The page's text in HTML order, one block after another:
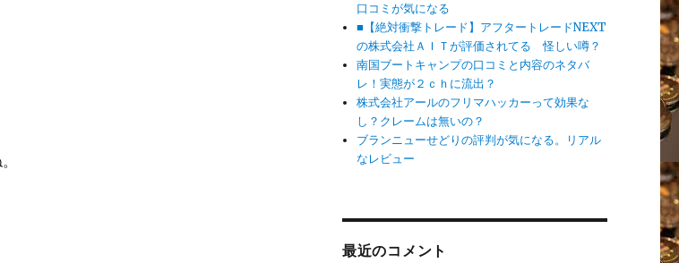
口コミが気になる
■【絶対衝撃トレード】アフタートレードNEXT
の株式会社ＡＩＴが評価されてる 怪しい噂？
南国ブートキャンプの口コミと内容のネタバ
レ！実態が２ｃｈに流出？
株式会社アールのフリマハッカーって効果な
し？クレームは無いの？
ブランニューせどりの評判が気になる。リアル
なレビュー
最近のコメント